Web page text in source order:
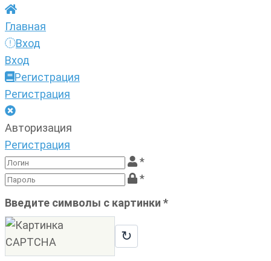
Главная
Вход
Вход
Регистрация
Регистрация
Авторизация
Регистрация
*
*
Введите символы с картинки *
↻